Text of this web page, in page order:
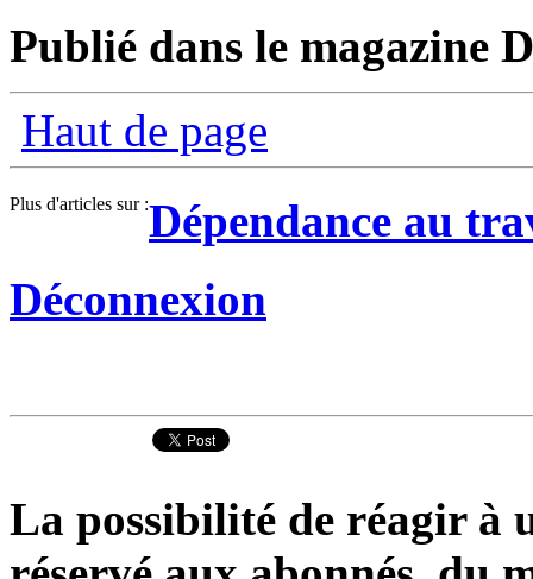
Publié dans le magazine
Haut de page
Plus d'articles sur :Dépendance au
Déconnexion
La possibilité de réagir à